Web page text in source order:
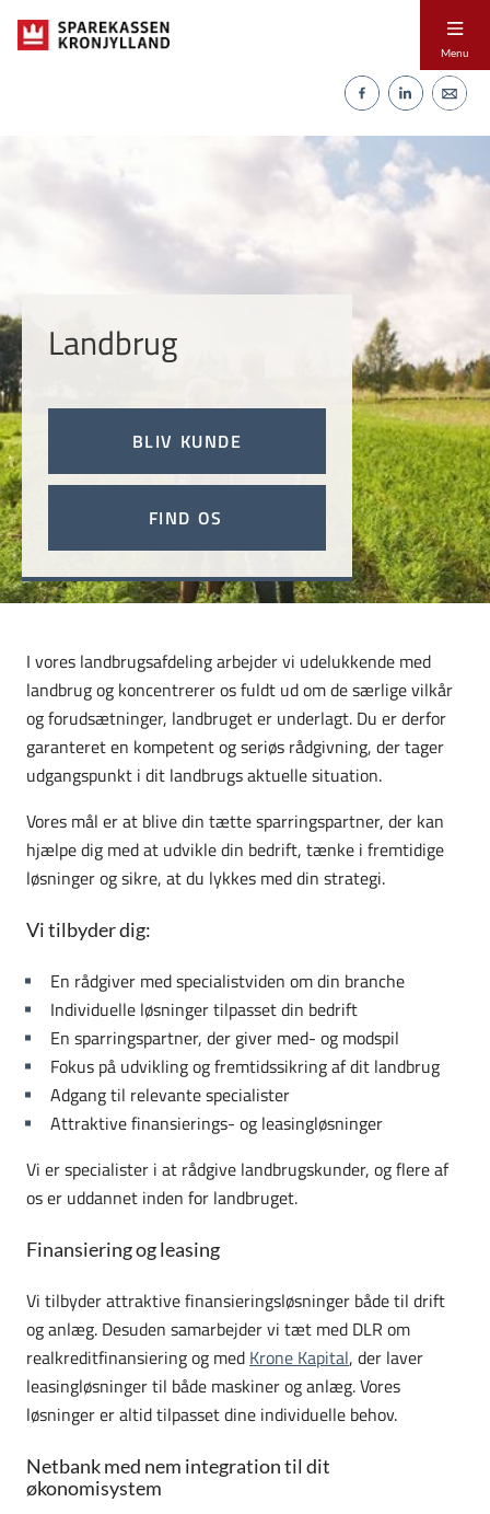
Menu
Landbrug
BLIV KUNDE
FIND OS
I vores landbrugsafdeling arbejder vi udelukkende med
landbrug og koncentrerer os fuldt ud om de særlige vilkår
og forudsætninger, landbruget er underlagt. Du er derfor
garanteret en kompetent og seriøs rådgivning, der tager
udgangspunkt i dit landbrugs aktuelle situation.
Vores mål er at blive din tætte sparringspartner, der kan
hjælpe dig med at udvikle din bedrift, tænke i fremtidige
løsninger og sikre, at du lykkes med din strategi.
Vi tilbyder dig:
En rådgiver med specialistviden om din branche
Individuelle løsninger tilpasset din bedrift
En sparringspartner, der giver med- og modspil
Fokus på udvikling og fremtidssikring af dit landbrug
Adgang til relevante specialister
Attraktive finansierings- og leasingløsninger
Vi er specialister i at rådgive landbrugskunder, og flere af
os er uddannet inden for landbruget.
Finansiering og leasing
Vi tilbyder attraktive finansieringsløsninger både til drift
og anlæg. Desuden samarbejder vi tæt med DLR om
realkreditfinansiering og med Krone Kapital, der laver
leasingløsninger til både maskiner og anlæg. Vores
løsninger er altid tilpasset dine individuelle behov.
Netbank med nem integration til dit
økonomisystem